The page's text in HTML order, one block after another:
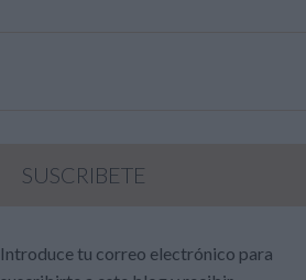
SUSCRIBETE
Introduce tu correo electrónico para